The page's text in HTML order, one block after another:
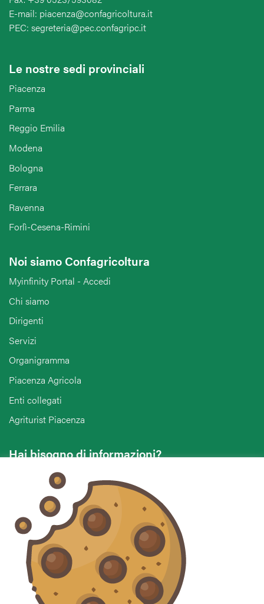
E-mail: piacenza@confagricoltura.it
PEC: segreteria@pec.confagripc.it
Le nostre sedi provinciali
Piacenza
Parma
Reggio Emilia
Modena
Bologna
Ferrara
Ravenna
Forlì-Cesena-Rimini
Noi siamo Confagricoltura
Myinfinity Portal - Accedi
Chi siamo
Dirigenti
Servizi
Organigramma
Piacenza Agricola
Enti collegati
Agriturist Piacenza
Hai bisogno di informazioni?
Vuoi contattarci per ricevere assistenza, lasciare un
commento o chiedere informazioni?
CONTATTACI
Seguici sui social